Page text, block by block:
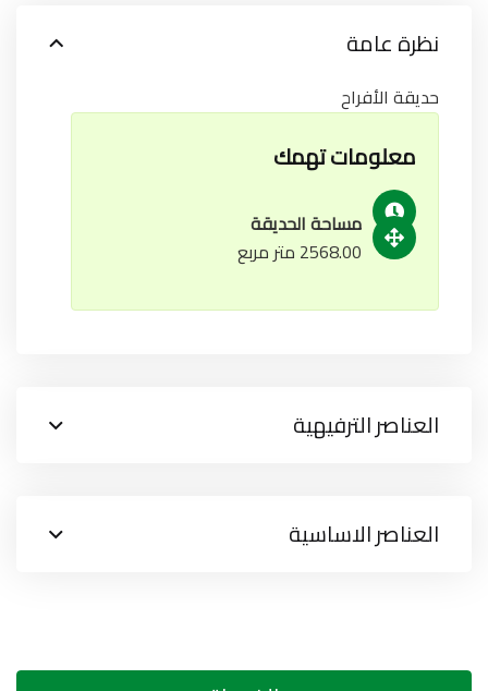
نظرة عامة
حديقة الأفراح
معلومات تهمك
مساحة الحديقة
2568.00 متر مربع
العناصر الترفيهية
العناصر الاساسية